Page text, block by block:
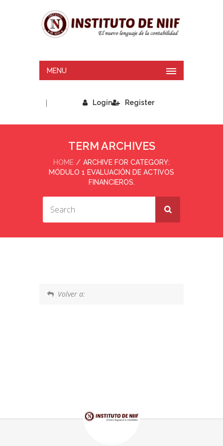
MENU
Login
| Register
TERM ARCHIVES
HOME
ARCHIVE FOR CATEGORY:
MÓDULO 1 EVALUACIÓN DE ACTIVOS
FINANCIEROS.
Volver a: